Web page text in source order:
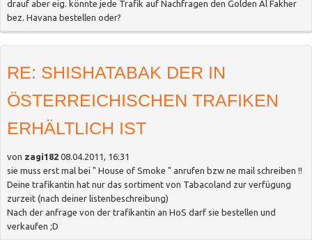
drauf aber eig. könnte jede Trafik auf Nachfragen den Golden Al Fakher
bez. Havana bestellen oder?
RE: SHISHATABAK DER IN
ÖSTERREICHISCHEN TRAFIKEN
ERHÄLTLICH IST
von zagi182 08.04.2011, 16:31
sie muss erst mal bei " House of Smoke " anrufen bzw ne mail schreiben !!
Deine trafikantin hat nur das sortiment von Tabacoland zur verfügung
zurzeit (nach deiner listenbeschreibung)
Nach der anfrage von der trafikantin an HoS darf sie bestellen und
verkaufen ;D